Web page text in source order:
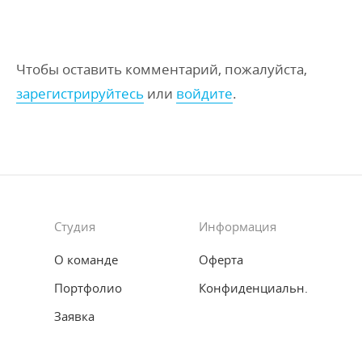
Чтобы оставить комментарий, пожалуйста,
зарегистрируйтесь или войдите.
Студия
О команде
Портфолио
Заявка
Информация
Оферта
Конфиденциальн.